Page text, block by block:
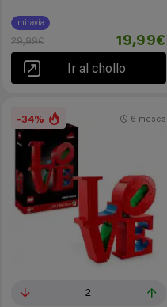
miravia
29,99€ 19,99€
Ir al chollo
-34%
2
6 meses